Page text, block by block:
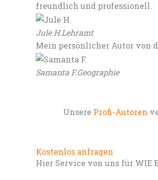
freundlich und professionell.
Jule H.Lehramt
Mein persönlicher Autor von
Samanta F.Geographie
Unsere Profi-Autoren
Kostenlos anfragen
Hier Service von uns für WIE